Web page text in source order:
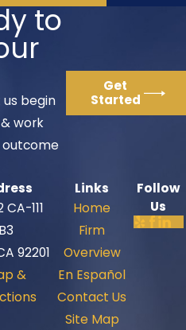
to
begin
work
Get
Started
111
B3
92201
&
Links
Home
Firm
Overview
En Español
Contact Us
Site Map
Follow
Us